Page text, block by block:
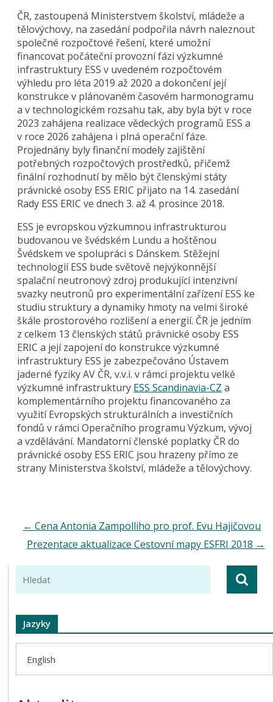
ČR, zastoupená Ministerstvem školství, mládeže a
tělovýchovy, na zasedání podpořila návrh naleznout
společné rozpočtové řešení, které umožní
financovat počáteční provozní fázi výzkumné
infrastruktury ESS v uvedeném rozpočtovém
výhledu pro léta 2019 až 2020 a dokončení její
konstrukce v plánovaném časovém harmonogramu
a v technologickém rozsahu tak, aby byla být v roce
2023 zahájena realizace vědeckých programů ESS a
v roce 2026 zahájena i plná operační fáze.
Projednány byly finanční modely zajištění
potřebných rozpočtových prostředků, přičemž
finální rozhodnutí by mělo být členskými státy
právnické osoby ESS ERIC přijato na 14. zasedání
Rady ESS ERIC ve dnech 3. až 4. prosince 2018.
ESS je evropskou výzkumnou infrastrukturou
budovanou ve švédském Lundu a hoštěnou
Švédskem ve spolupráci s Dánskem. Stěžejní
technologií ESS bude světově nejvýkonnější
spalační neutronový zdroj produkující intenzivní
svazky neutronů pro experimentální zařízení ESS ke
studiu struktury a dynamiky hmoty na velmi široké
škále prostorového rozlišení a energií. ČR je jedním
z celkem 13 členských států právnické osoby ESS
ERIC a její zapojení do konstrukce výzkumné
infrastruktury ESS je zabezpečováno Ústavem
jaderné fyziky AV ČR, v.v.i. v rámci projektu velké
výzkumné infrastruktury ESS Scandinavia-CZ a
komplementárního projektu financovaného za
využití Evropských strukturálních a investičních
fondů v rámci Operačního programu Výzkum, vývoj
a vzdělávání. Mandatorní členské poplatky ČR do
právnické osoby ESS ERIC jsou hrazeny přímo ze
strany Ministerstva školství, mládeže a tělovýchovy.
← Cena Antonia Zampolliho pro prof. Evu Hajičovou
Prezentace aktualizace Cestovní mapy ESFRI 2018 →
Jazyky
English